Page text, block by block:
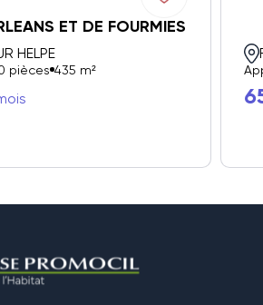
ET DE FOURMIES
HELPE
pièces 435 m²